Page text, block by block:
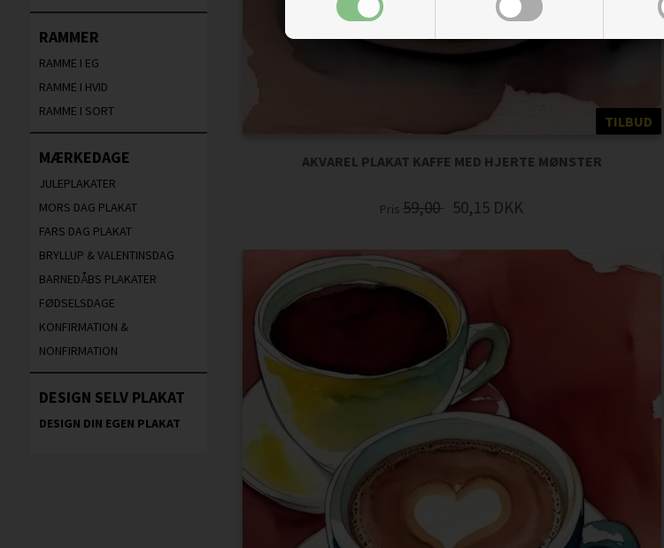
RAMMER
RAMME I EG
RAMME I HVID
RAMME I SORT
MÆRKEDAGE
JULEPLAKATER
MORS DAG PLAKAT
FARS DAG PLAKAT
BRYLLUP & VALENTINSDAG
BARNEDÅBS PLAKATER
FØDSELSDAGE
KONFIRMATION &
NONFIRMATION
DESIGN SELV PLAKAT
DESIGN DIN EGEN PLAKAT
TILBUD
AKVAREL PLAKAT KAFFE MED HJERTE MØNSTER
Pris59,00 50,15 DKK